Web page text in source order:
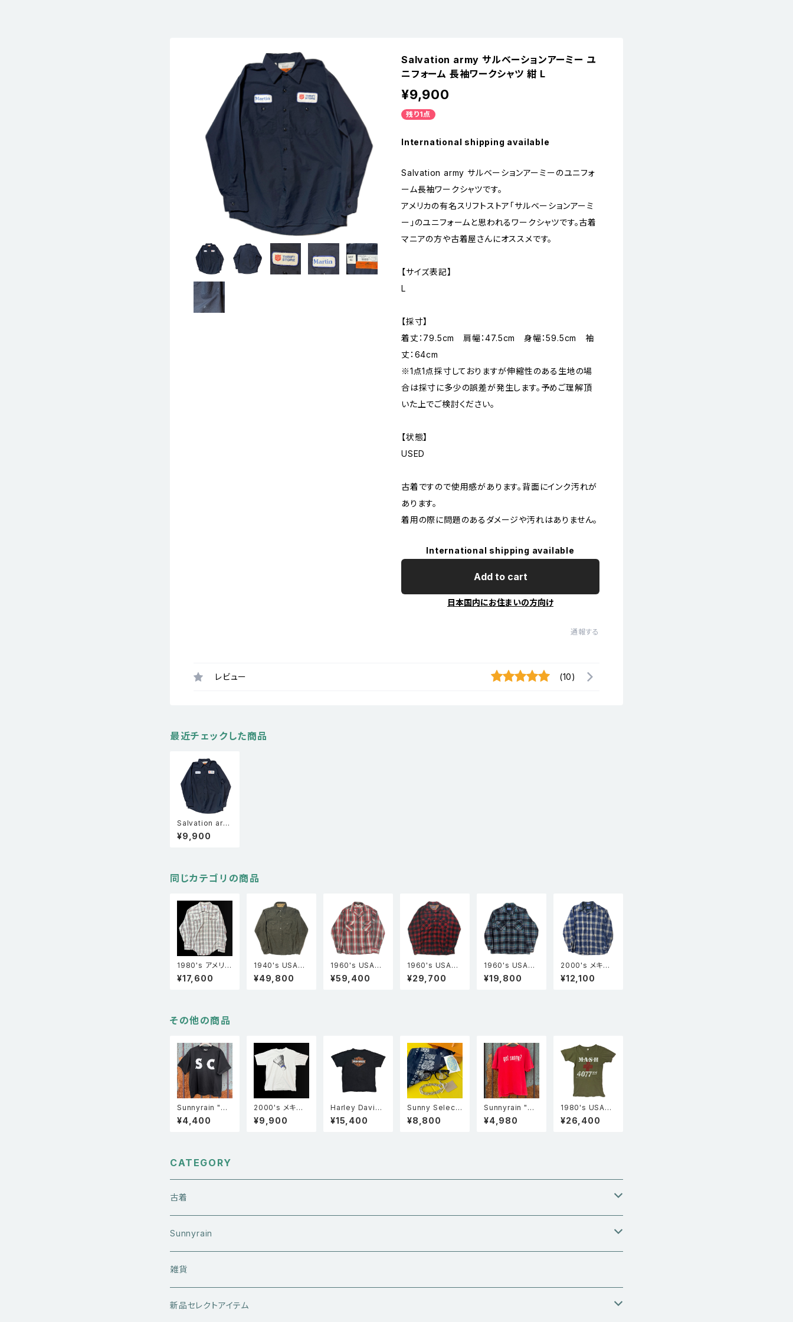
Salvation army サルベーションアーミー ユ
ニフォーム 長袖ワークシャツ 紺 L
¥9,900
残り1点
International shipping available
Salvation army サルベーションアーミーのユニフォ
ーム長袖ワークシャツです。
アメリカの有名スリフトストア「サルベーションアーミ
ー」のユニフォームと思われるワークシャツです。古着
マニアの方や古着屋さんにオススメです。
【サイズ表記】
L
【採寸】
着丈：79.5cm 肩幅：47.5cm 身幅：59.5cm 袖
丈：64cm
※1点1点採寸しておりますが伸縮性のある生地の場
合は採寸に多少の誤差が発生します。予めご理解頂
いた上でご検討ください。
【状態】
USED
古着ですので使用感があります。背面にインク汚れが
あります。
着用の際に問題のあるダメージや汚れはありません。
International shipping available
Add to cart
日本国内にお住まいの方向け
通報する
レビュー (10)
最近チェックした商品
Salvation arm
y サルベーショ
ンアーミー ユニ
¥9,900
同じカテゴリの商品
1980's アメリカ
製 Rock moun
t ロックマウント
¥17,600
1940's USA製
Unknown Vint
age ロングポイ
¥49,800
1960's USA製
Sportsman ス
ポーツマン オン
¥59,400
1960's USA製
PENDLETON
ペンドルトン 長
¥29,700
1960's USA製
PENDLETON
ペンドルトン 長
¥19,800
2000's メキシ
コ製 PENDLET
ON ペンドルトン
¥12,100
その他の商品
Sunnyrain "SC
logo" Boxy T
shirts ボックス
¥4,400
2000's メキシ
コ製 GILDAN ギ
ルダン Island T
¥9,900
Harley Davids
on ハーレー・ダ
ビッドソン スカ
¥15,400
Sunny Select
ed Gift Set
¥8,800
Sunnyrain "Go
t Sunny?" 半袖
シングルステッチ
¥4,980
1980's USA製
Screen stars
スクリーンスタ
¥26,400
CATEGORY
古着
アウターウエア
ライダースジャケット
レザーアウター
トップス
セーター・ニットウエア
ボトムス
Sunnyrain
Tシャツ
タンクトップ
雑貨
新品セレクトアイテム